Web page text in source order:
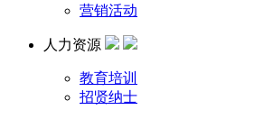
营销活动
人力资源
教育培训
招贤纳士